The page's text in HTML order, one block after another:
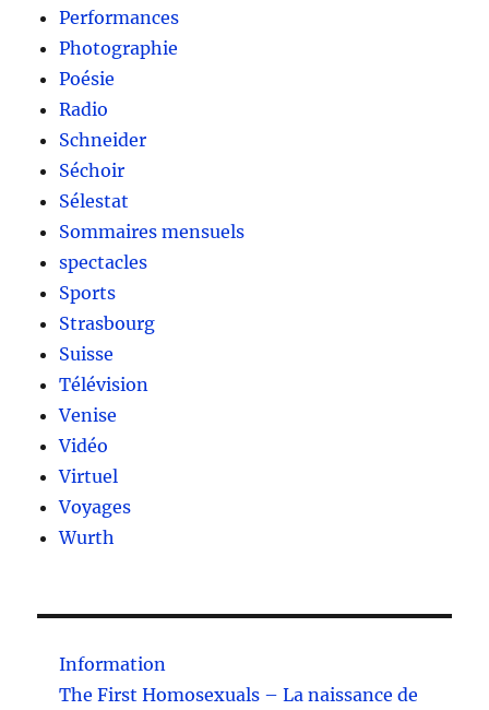
Performances
Photographie
Poésie
Radio
Schneider
Séchoir
Sélestat
Sommaires mensuels
spectacles
Sports
Strasbourg
Suisse
Télévision
Venise
Vidéo
Virtuel
Voyages
Wurth
Information
The First Homosexuals – La naissance de